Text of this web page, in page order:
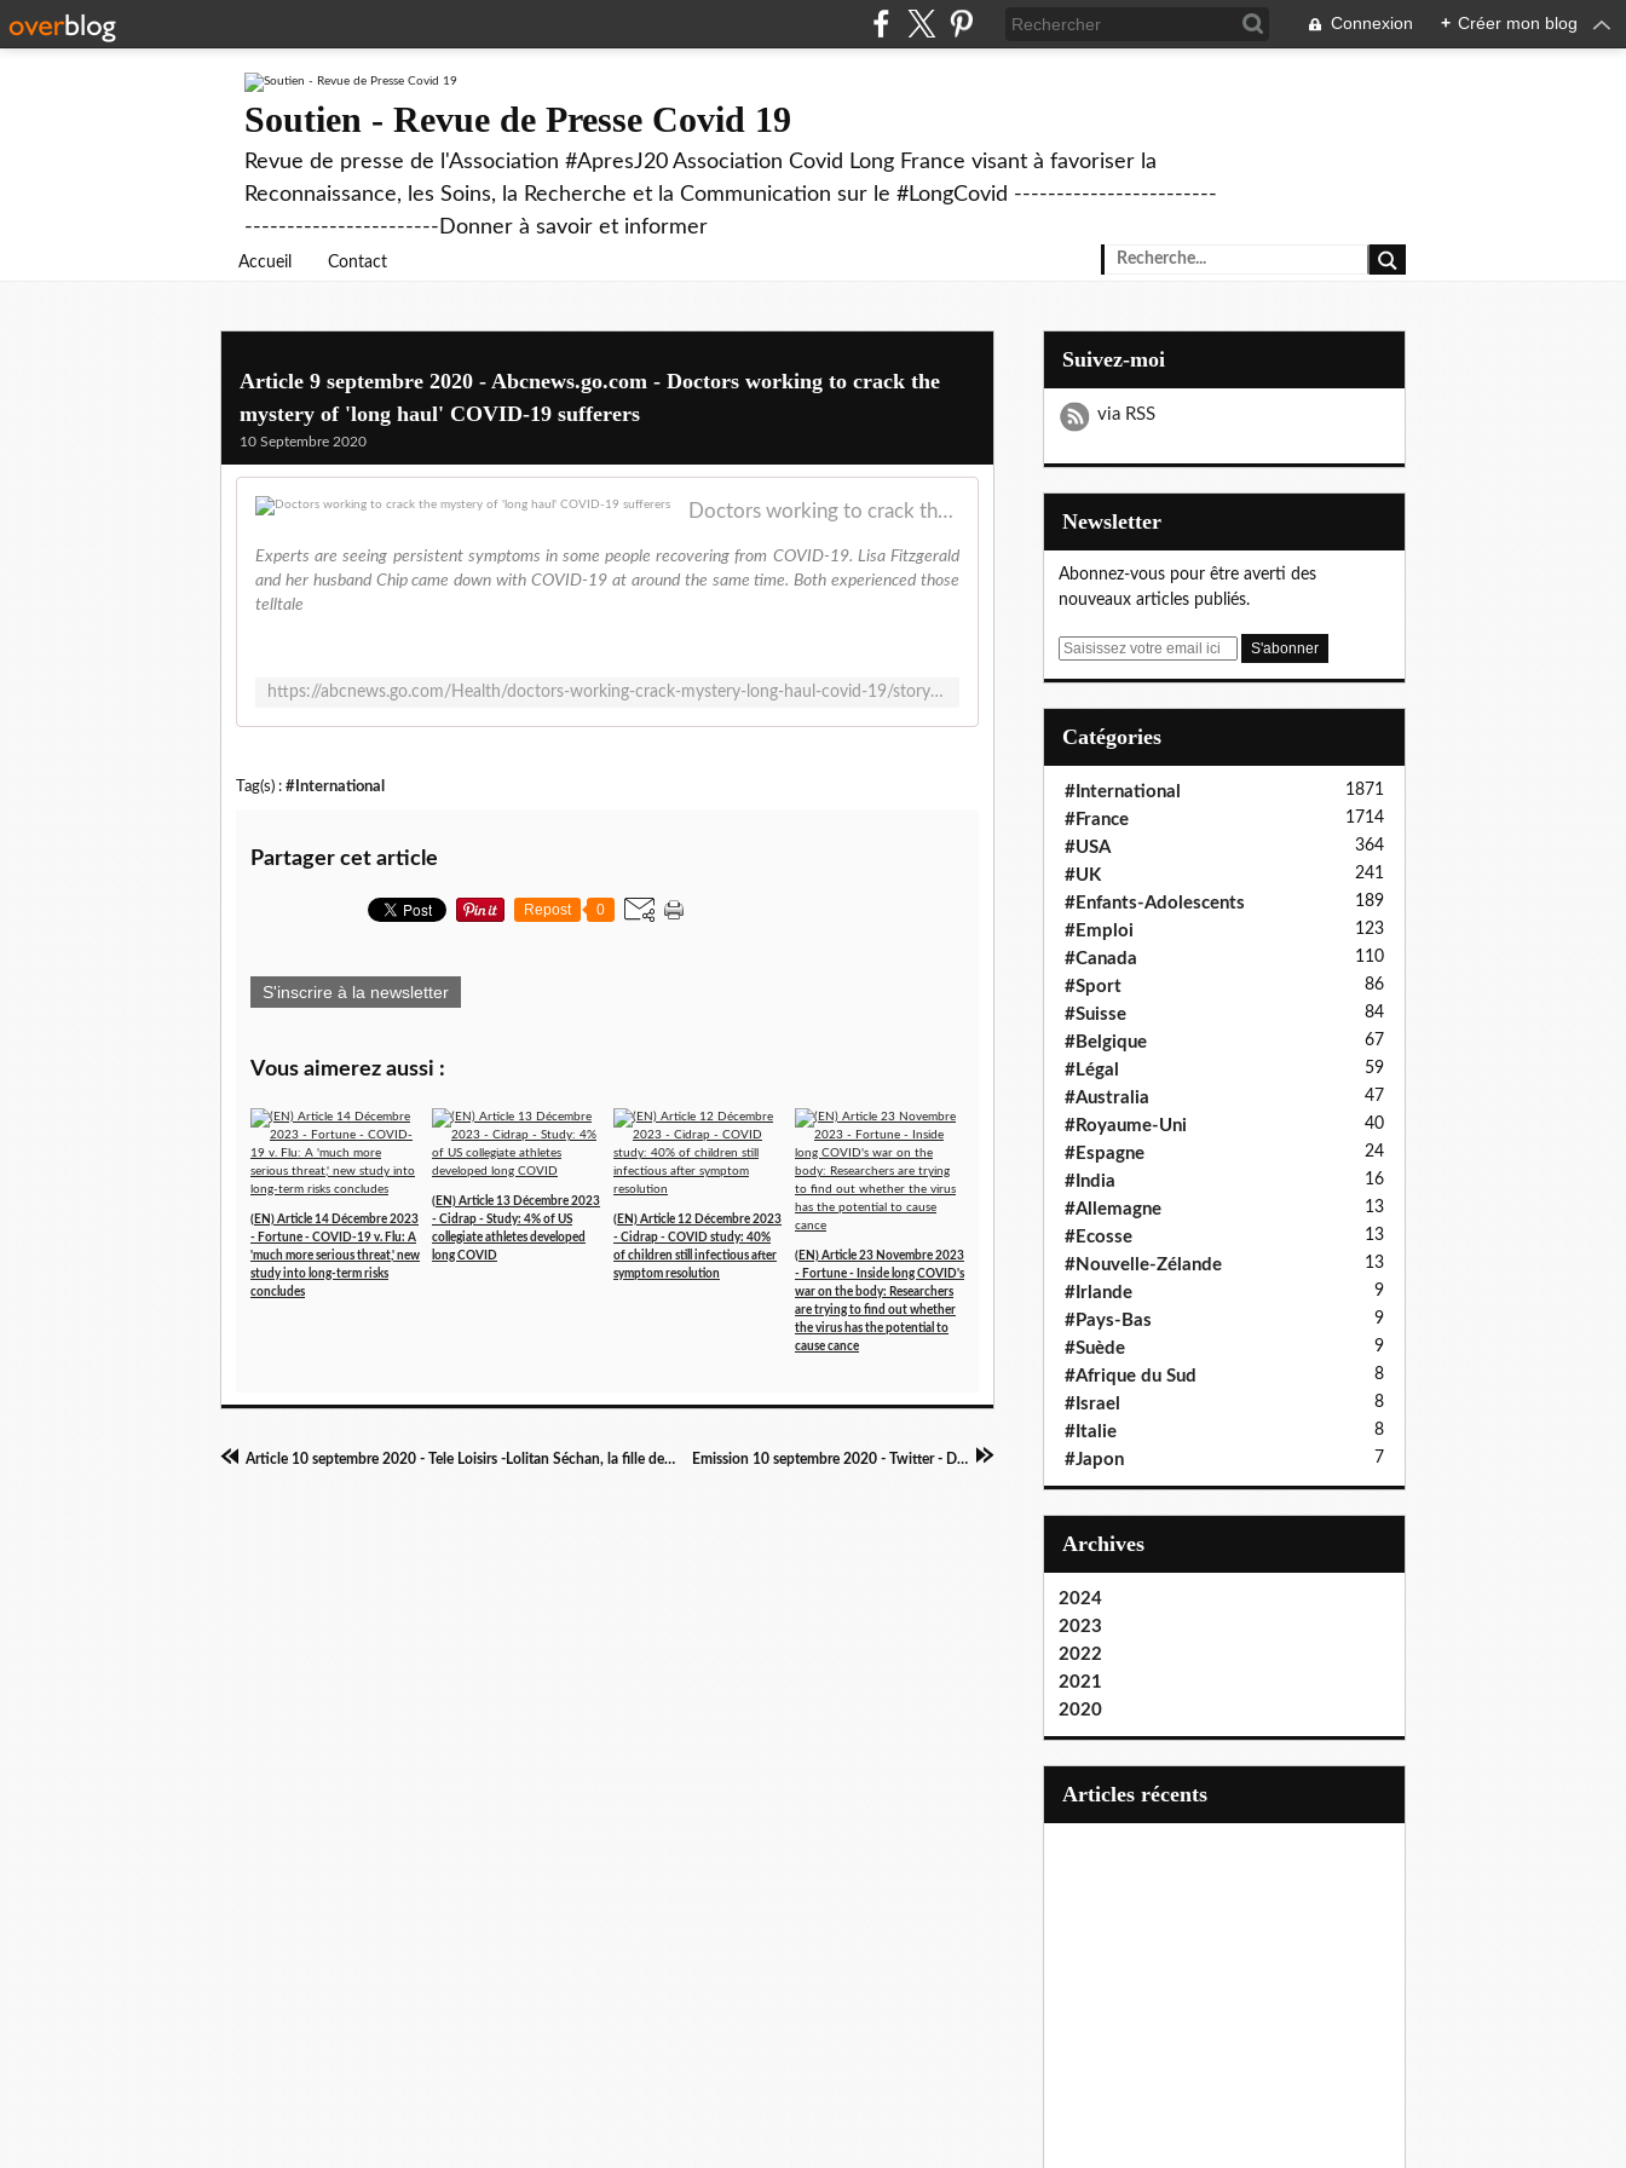
Connexion + Créer mon blog
Soutien - Revue de Presse Covid 19
Revue de presse de l'Association #ApresJ20 Association Covid Long France visant à favoriser la
Reconnaissance, les Soins, la Recherche et la Communication sur le #LongCovid ------------------------
-----------------------Donner à savoir et informer
Accueil Contact
Article 9 septembre 2020 - Abcnews.go.com - Doctors working to crack the
mystery of 'long haul' COVID-19 sufferers
10 Septembre 2020
Doctors working to crack the mystery of 'long haul' COVID-19 sufferers
Experts are seeing persistent symptoms in some people recovering from COVID-19. Lisa Fitzgerald
and her husband Chip came down with COVID-19 at around the same time. Both experienced those
telltale
https://abcnews.go.com/Health/doctors-working-crack-mystery-long-haul-covid-19/story?id=72862670
Tag(s) : #International
Partager cet article
Repost 0
S'inscrire à la newsletter
Vous aimerez aussi :
(EN) Article 14 Décembre 2023
- Fortune - COVID-19 v. Flu: A
'much more serious threat,' new
study into long-term risks
concludes
(EN) Article 13 Décembre 2023
- Cidrap - Study: 4% of US
collegiate athletes developed
long COVID
(EN) Article 12 Décembre 2023
- Cidrap - COVID study: 40%
of children still infectious after
symptom resolution
(EN) Article 23 Novembre 2023
- Fortune - Inside long COVID's
war on the body: Researchers
are trying to find out whether
the virus has the potential to
cause cance
Article 10 septembre 2020 - Tele Loisirs -Lolitan Séchan, la fille de Renaud, atteinte d'une "covid chronique" : "J'ai cru que l'été effacerait la fatigue, loin de là" Emission 10 septembre 2020 - Twitter - Dr Nisreen Alwan : Why governments must #CountLongCovid:
Suivez-moi
via RSS
Newsletter
Abonnez-vous pour être averti des
nouveaux articles publiés.
E
Catégories
#International 1871
#France 1714
#USA 364
#UK 241
#Enfants-Adolescents 189
#Emploi 123
#Canada 110
#Sport 86
#Suisse 84
#Belgique 67
#Légal 59
#Australia 47
#Royaume-Uni 40
#Espagne 24
#India 16
#Allemagne 13
#Ecosse 13
#Nouvelle-Zélande 13
#Irlande 9
#Pays-Bas 9
#Suède 9
#Afrique du Sud 8
#Israel 8
#Italie 8
#Japon 7
Archives
2024
2023
2022
2021
2020
articles récents